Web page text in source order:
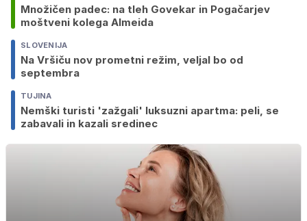
Množičen padec: na tleh Govekar in Pogačarjev
moštveni kolega Almeida
SLOVENIJA
Na Vršiču nov prometni režim, veljal bo od
septembra
TUJINA
Nemški turisti 'zažgali' luksuzni apartma: peli, se
zabavali in kazali sredinec